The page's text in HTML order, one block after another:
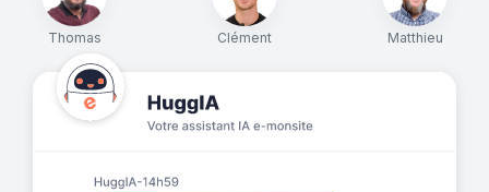
Thomas Clément Matthieu